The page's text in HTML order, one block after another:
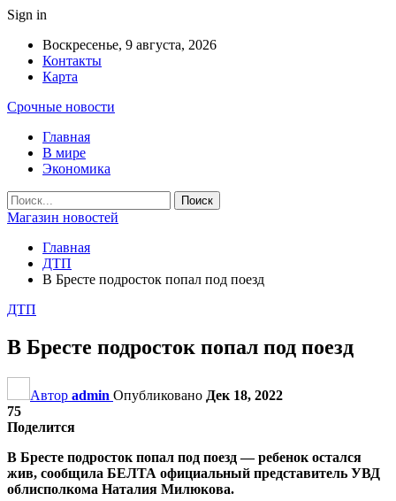
Sign in
Воскресенье, 9 августа, 2026
Контакты
Карта
Срочные новости
Главная
В мире
Экономика
Магазин новостей
Главная
ДТП
В Бресте подросток попал под поезд
ДТП
В Бресте подросток попал под поезд
Автор admin Опубликовано Дек 18, 2022
75
Поделится
В Бресте подросток попал под поезд — ребенок остался
жив, сообщила БЕЛТА официальный представитель УВД
облисполкома Наталия Милюкова.